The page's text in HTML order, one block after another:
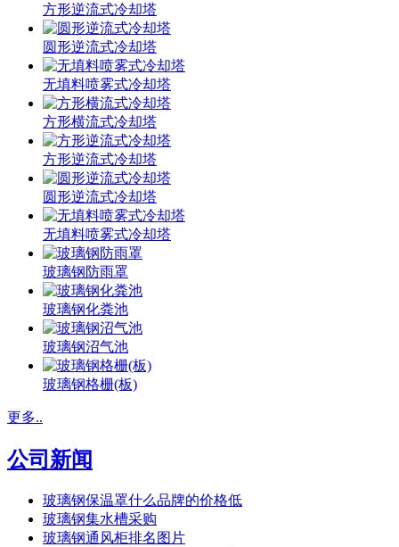
方形逆流式冷却塔
圆形逆流式冷却塔
无填料喷雾式冷却塔
方形横流式冷却塔
方形逆流式冷却塔
圆形逆流式冷却塔
无填料喷雾式冷却塔
玻璃钢防雨罩
玻璃钢化粪池
玻璃钢沼气池
玻璃钢格栅(板)
更多..
公司新闻
玻璃钢保温罩什么品牌的价格低
玻璃钢集水槽采购
玻璃钢通风柜排名图片